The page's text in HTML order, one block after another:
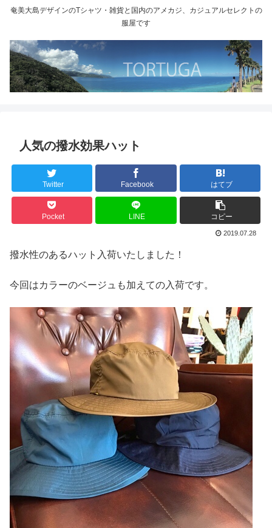
奄美大島デザインのTシャツ・雑貨と国内のアメカジ、カジュアルセレクトの
服屋です
人気の撥水効果ハット
Twitter Facebook はてブ
Pocket LINE コピー
2019.07.28
撥水性のあるハット入荷いたしました！
今回はカラーのベージュも加えての入荷です。